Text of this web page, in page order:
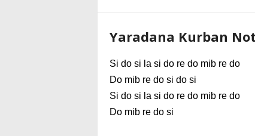
Yaradana Kurban
Si do si la si do re do mib re do
Do mib re do si do si
Si do si la si do re do mib re do
Do mib re do si